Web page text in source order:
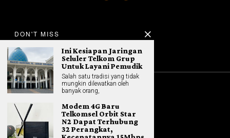
GADGET
DON'T MISS
Ini Kesiapan Jaringan
Seluler Telkom Grup
Untuk Layani Pemudik
Salah satu tradisi yang tidak
mungkin dilewatkan oleh
banyak orang,
Modem 4G Baru
Telkomsel Orbit Star
N2 Dapat Terhubung
32 Perangkat,